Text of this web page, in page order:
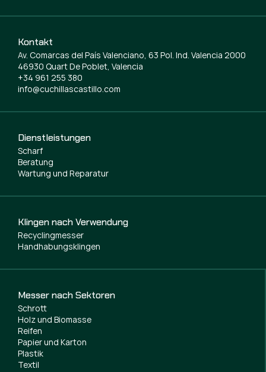
Dienstleistungen
Scharf
Beratung
Wartung und Reparatur
Klingen nach Verwendung
Recyclingmesser
Handhabungsklingen
Messer nach Sektoren
Schrott
Holz und Biomasse
Reifen
Papier und Karton
Plastik
Textil
Kontakt
Av. Comarcas del País Valenciano, 63 Pol. Ind. Valencia 2000
46930 Quart De Poblet, Valencia
+34 961 255 380
info@cuchillascastillo.com